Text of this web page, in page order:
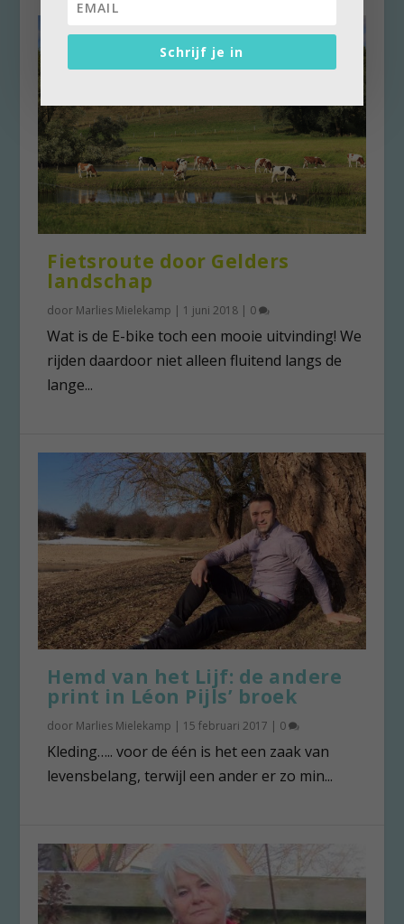
Fietsroute door Gelders
landschap
door Marlies Mielekamp | 1 juni 2018 | 0
Wat is de E-bike toch een mooie uitvinding! We
rijden daardoor niet alleen fluitend langs de
lange...
Hemd van het Lijf: de andere
print in Léon Pijls’ broek
door Marlies Mielekamp | 15 februari 2017 | 0
Kleding….. voor de één is het een zaak van
levensbelang, terwijl een ander er zo min...
Schrijf je in